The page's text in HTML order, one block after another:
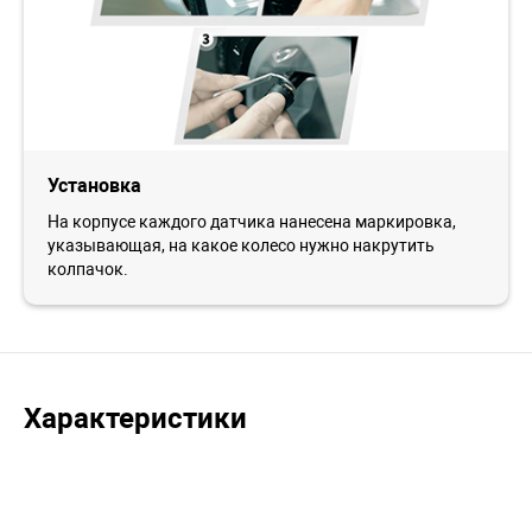
Установка
На корпусе каждого датчика нанесена маркировка,
указывающая, на какое колесо нужно накрутить
колпачок.
Характеристики